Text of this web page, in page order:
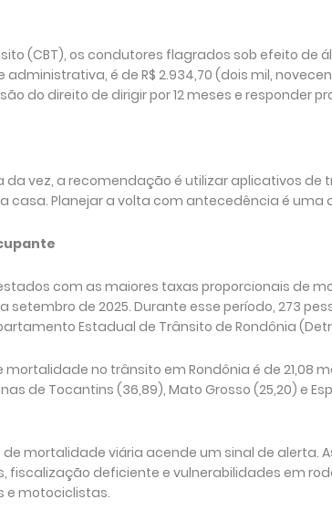
(CBT), os condutores flagrados sob efeito de
é de R$ 2.934,70 (dois mil,
do direito de dirigir por 12 meses e responder
vez, a recomendação é utilizar aplicativos de
casa. Planejar a volta com antecedência é
com as maiores taxas proporcionais de
de 2025. Durante esse período, 273
Estadual de Trânsito de Rondônia
no trânsito em Rondônia é de 21,08
de Tocantins (36,89), Mato Grosso (25,20) e
mortalidade viária acende um sinal de alerta.
deficiente e vulnerabilidades em
e motociclistas.